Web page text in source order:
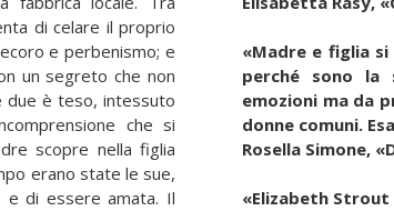
di celare il proprio
e perbenismo; e
un segreto che non
due è teso, intessuto
che si
scopre nella figlia
erano state le sue,
di essere amata. Il
«Madre e figlia
perché sono la
emozioni ma da
donne comuni.
Rosella Simone,
«Elizabeth